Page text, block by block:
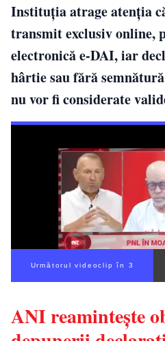
Instituția atrage atenția
transmit exclusiv online,
electronică e-DAI, iar
hârtie sau fără
nu vor fi considerate
Următorul videoclip în 2
ANI reamintește